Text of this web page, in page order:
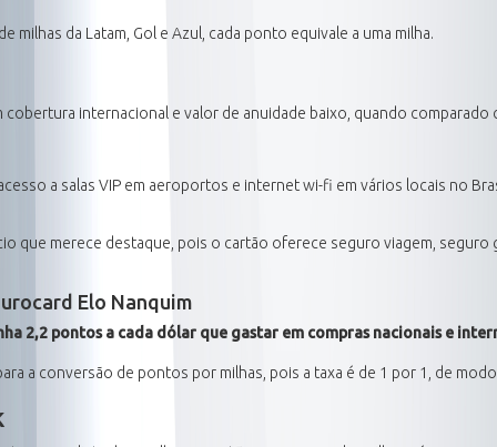
milhas da Latam, Gol e Azul, cada ponto equivale a uma milha.
cobertura internacional e valor de anuidade baixo, quando
a salas VIP em aeroportos e internet wi-fi em vários locais no
que merece destaque, pois o cartão oferece seguro viagem,
Elo Nanquim
2,2 pontos a cada dólar que gastar em compras nacionais e
a conversão de pontos por milhas, pois a taxa é de 1 por 1, de